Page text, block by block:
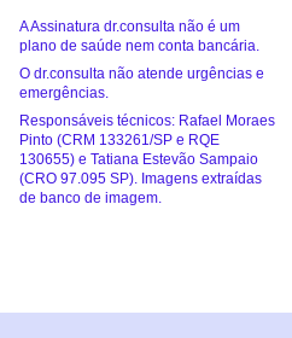
A Assinatura dr.consulta não é um
plano de saúde nem conta bancária.
O dr.consulta não atende urgências e
emergências.
Responsáveis técnicos: Rafael Moraes
Pinto (CRM 133261/SP e RQE
130655) e Tatiana Estevão Sampaio
(CRO 97.095 SP). Imagens extraídas
de banco de imagem.